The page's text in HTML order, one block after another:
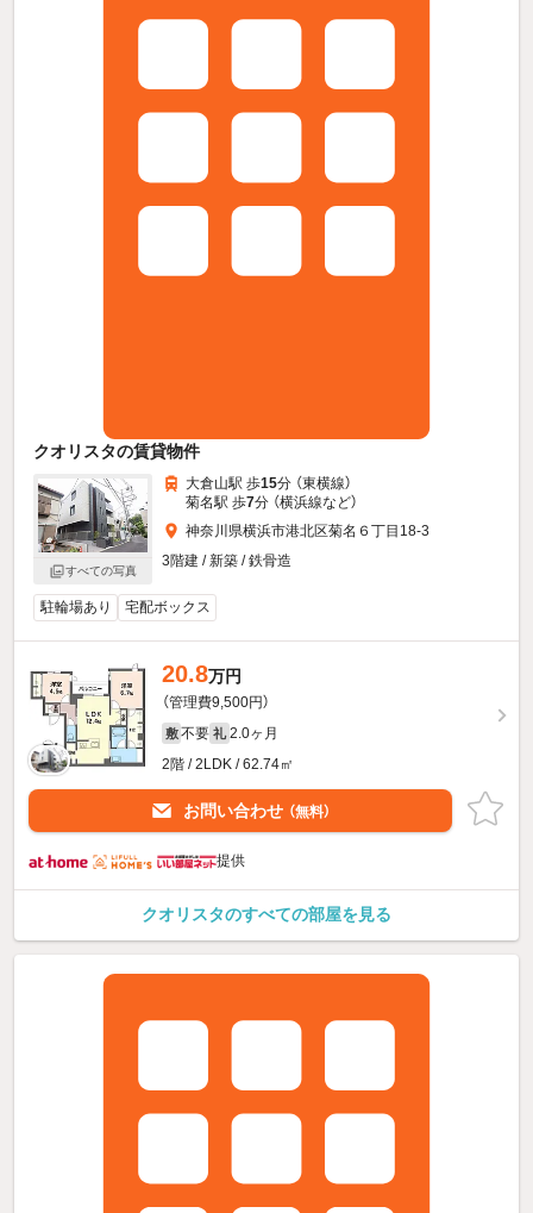
クオリスタの賃貸物件
すべての写真
大倉山駅 歩15分 （東横線）
菊名駅 歩7分 （横浜線など）
神奈川県横浜市港北区菊名６丁目18-3
3階建 / 新築 / 鉄骨造
駐輪場あり 宅配ボックス
20.8万円
（管理費9,500円）
敷 不要 礼 2.0ヶ月
2階 / 2LDK / 62.74㎡
お問い合わせ （無料）
提供
クオリスタのすべての部屋を見る